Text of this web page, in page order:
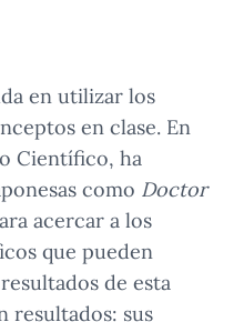
en utilizar los
en clase. En
Científico, ha
como Doctor
acercar a los
que pueden
de esta
resultados: sus